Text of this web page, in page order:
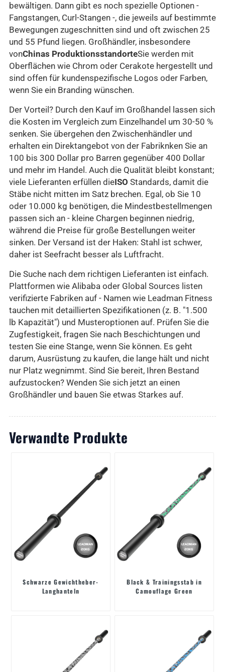
bewältigen. Dann gibt es noch spezielle Optionen -
Fangstangen, Curl-Stangen -, die jeweils auf bestimmte
Bewegungen zugeschnitten sind und oft zwischen 25
und 55 Pfund liegen. Großhändler, insbesondere
vonChinas ProduktionsstandorteSie werden mit
Oberflächen wie Chrom oder Cerakote hergestellt und
sind offen für kundenspezifische Logos oder Farben,
wenn Sie ein Branding wünschen.
Der Vorteil? Durch den Kauf im Großhandel lassen sich
die Kosten im Vergleich zum Einzelhandel um 30-50 %
senken. Sie übergehen den Zwischenhändler und
erhalten ein Direktangebot von der Fabriknken Sie an
100 bis 300 Dollar pro Barren gegenüber 400 Dollar
und mehr im Handel. Auch die Qualität bleibt konstant;
viele Lieferanten erfüllen dieISO Standards, damit die
Stäbe nicht mitten im Satz brechen. Egal, ob Sie 10
oder 10.000 kg benötigen, die Mindestbestellmengen
passen sich an - kleine Chargen beginnen niedrig,
während die Preise für große Bestellungen weiter
sinken. Der Versand ist der Haken: Stahl ist schwer,
daher ist Seefracht besser als Luftfracht.
Die Suche nach dem richtigen Lieferanten ist einfach.
Plattformen wie Alibaba oder Global Sources listen
verifizierte Fabriken auf - Namen wie Leadman Fitness
tauchen mit detaillierten Spezifikationen (z. B. "1.500
lb Kapazität") und Musteroptionen auf. Prüfen Sie die
Zugfestigkeit, fragen Sie nach Beschichtungen und
testen Sie eine Stange, wenn Sie können. Es geht
darum, Ausrüstung zu kaufen, die lange hält und nicht
nur Platz wegnimmt. Sind Sie bereit, Ihren Bestand
aufzustocken? Wenden Sie sich jetzt an einen
Großhändler und bauen Sie etwas Starkes auf.
Verwandte Produkte
Schwarze Gewichtheber-
Langhanteln
Black & Trainingsstab in
Camouflage Green